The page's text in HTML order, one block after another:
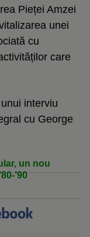
Pieței Amzei
unei
cu
care
interviu
cu George
un nou
’90